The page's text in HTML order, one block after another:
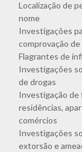
Localização de
nome
Investigações
comprovação de
Flagrantes de
Investigações
de drogas
Investigação de
residências,
comércios
Investigações
extorsão e